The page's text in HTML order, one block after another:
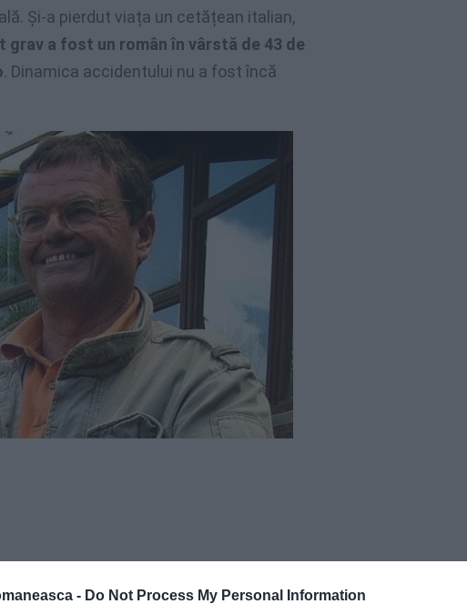
- Do Not Process My Personal Information
Și-a pierdut viața un cetățean italian,
grav a fost un român în vârstă de 43 de
. Dinamica accidentului nu a fost încă